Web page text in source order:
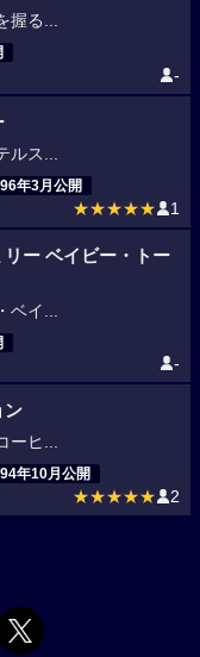
握る...
-
ルス...
年3月公開
★★★★★ 1
ー ベイビー・トー
ベイ...
-
ン
ーヒ...
年10月公開
★★★★★ 2